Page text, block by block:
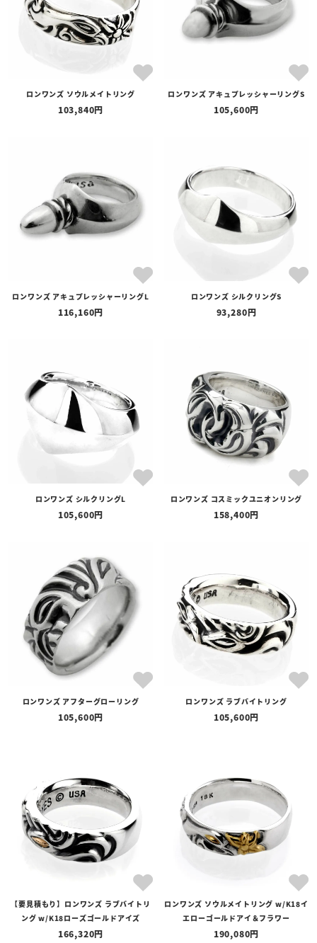
ロンワンズ ソウルメイトリング
103,840
ロンワンズ アキュプレッシャーリングS
105,600
ロンワンズ アキュプレッシャーリングL
116,160
ロンワンズ シルクリングS
93,280
ロンワンズ シルクリングL
105,600
ロンワンズ コスミックユニオンリング
158,400
ロンワンズ アフターグローリング
105,600
ロンワンズ ラブバイトリング
105,600
【要見積もり】ロンワンズ ラブバイトリ
ング w/K18ローズゴールドアイズ
166,320
ロンワンズ ソウルメイトリング w/K18イ
エローゴールドアイ＆フラワー
190,080